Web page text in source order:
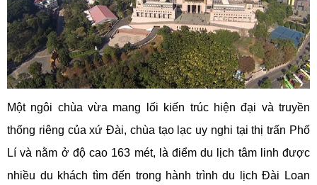
Một ngôi chùa vừa mang lối kiến trúc hiện đại và truyền
thống riêng của xứ Đài, chùa tạo lạc uy nghi tại thị trấn Phố
Lí và nằm ở độ cao 163 mét, là điểm du lịch tâm linh được
nhiều du khách tìm đến trong hành trình du lịch Đài Loan